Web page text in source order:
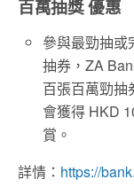
百萬抽獎 優惠
參與最勁抽或
抽券，ZA
百張百萬勁抽
會獲得 HKD
賞。
詳情： https://